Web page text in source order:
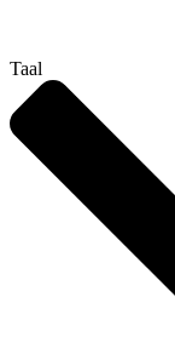
Taal